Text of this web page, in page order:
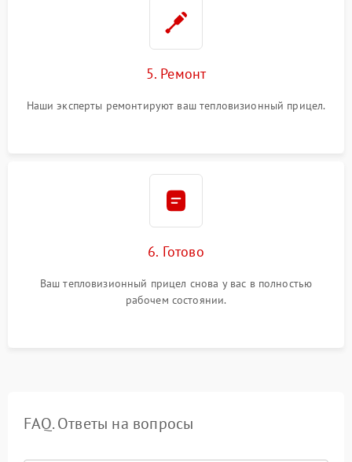
5. Ремонт
Наши эксперты ремонтируют ваш тепловизионный прицел.
6. Готово
Ваш тепловизионный прицел снова у вас в полностью
рабочем состоянии.
FAQ. Ответы на вопросы